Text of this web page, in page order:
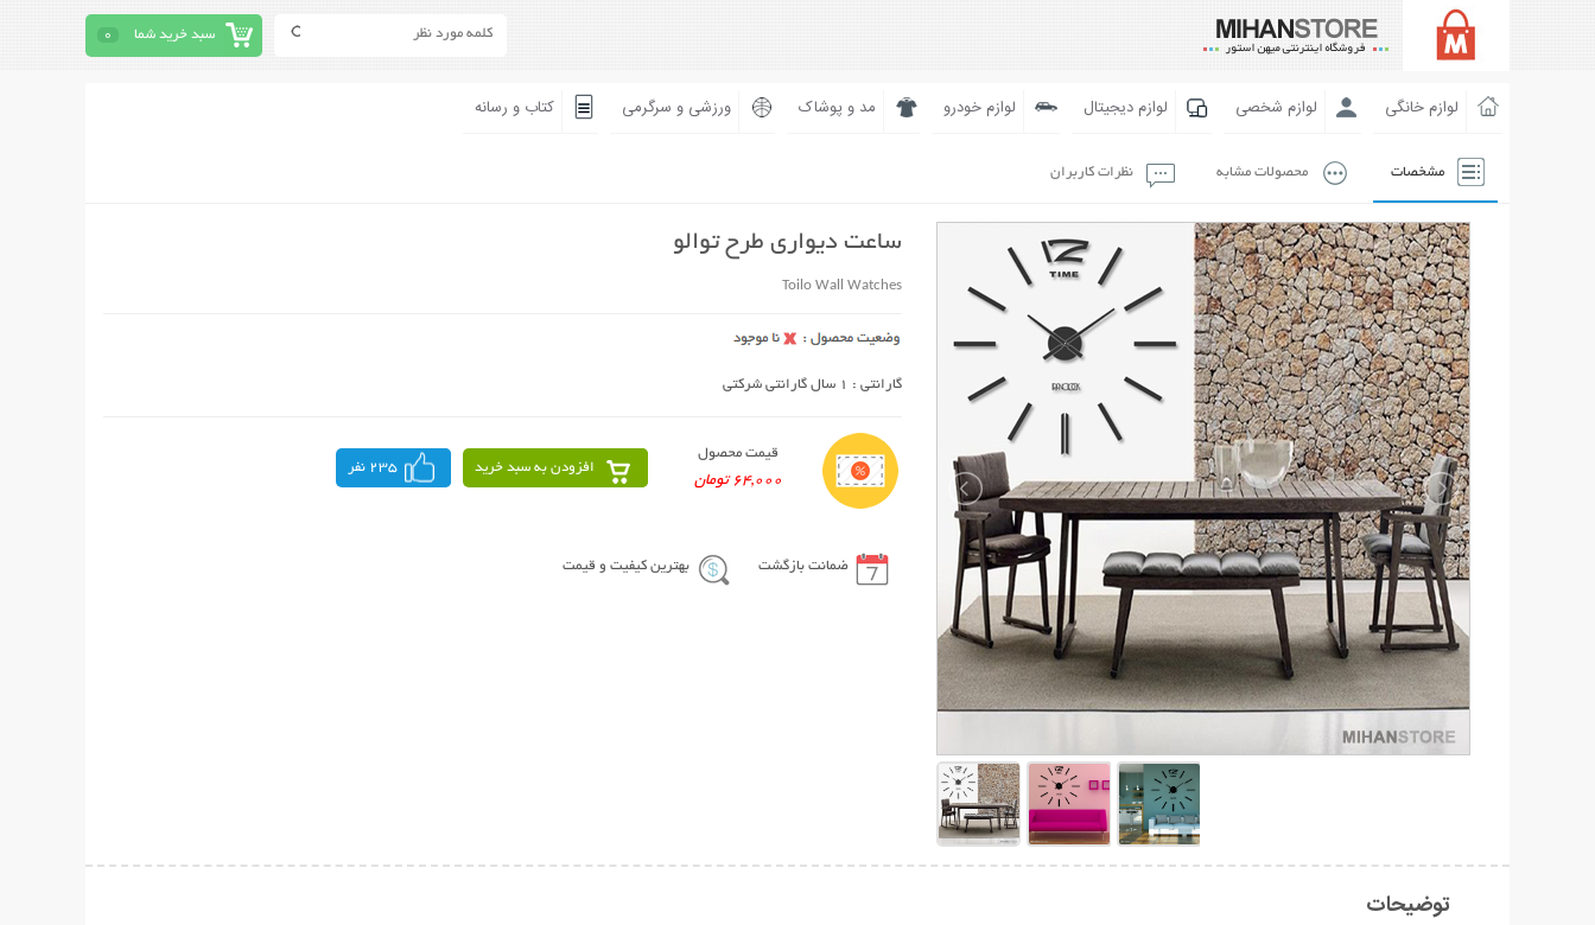
سبد خرید شما 0
لوازم خانگی لوازم شخصی لوازم دیجیتال لوازم خودرو مد و پوشاک ورزشی و سرگرمی کتاب و رسانه
مشخصات محصولات مشابه نظرات کاربران
ساعت دیواری طرح توالو
Toilo Wall Watches
گارانتی : 1 سال گارانتی شرکتی
قیمت محصول
64,000 تومان
افزودن به سبد خرید 235 نفر
ضمانت بازگشت بهترین کیفیت و قیمت
توضیحات